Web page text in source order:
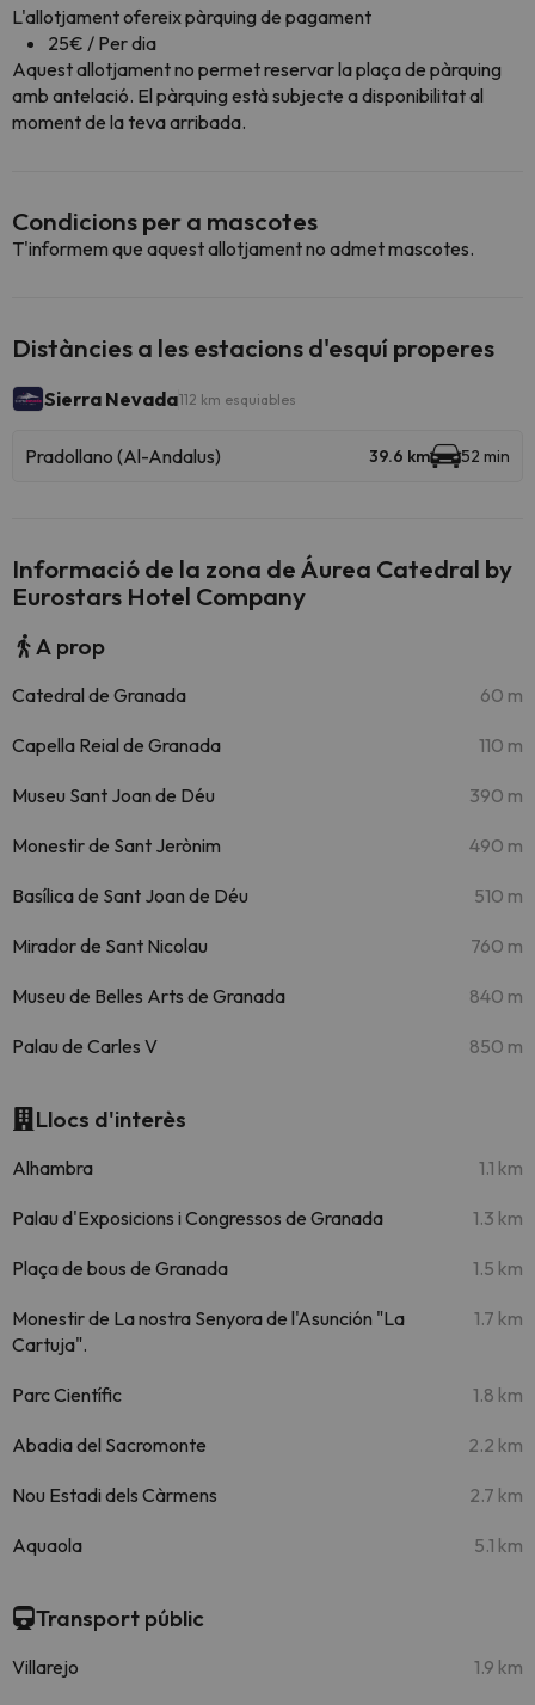
L'allotjament ofereix pàrquing de pagament
25€ / Per dia
Aquest allotjament no permet reservar la plaça de pàrquing
amb antelació. El pàrquing està subjecte a disponibilitat al
moment de la teva arribada.
Condicions per a mascotes
T'informem que aquest allotjament no admet mascotes.
Distàncies a les estacions d'esquí properes
Sierra Nevada112 km esquiables
Pradollano (Al-Andalus) 39.6 km 52 min
Informació de la zona de Áurea Catedral by
Eurostars Hotel Company
A prop
Catedral de Granada 60 m
Capella Reial de Granada 110 m
Museu Sant Joan de Déu 390 m
Monestir de Sant Jerònim 490 m
Basílica de Sant Joan de Déu 510 m
Mirador de Sant Nicolau 760 m
Museu de Belles Arts de Granada 840 m
Palau de Carles V 850 m
Llocs d'interès
Alhambra 1.1 km
Palau d'Exposicions i Congressos de Granada 1.3 km
Plaça de bous de Granada 1.5 km
Monestir de La nostra Senyora de l'Asunción "La
Cartuja".
1.7 km
Parc Científic 1.8 km
Abadia del Sacromonte 2.2 km
Nou Estadi dels Càrmens 2.7 km
Aquaola 5.1 km
Transport públic
Villarejo 1.9 km